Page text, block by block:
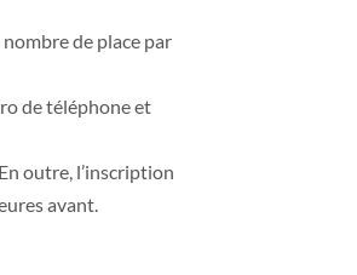
de place par
de téléphone et
outre, l’inscription
avant.